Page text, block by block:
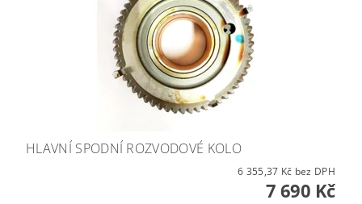
HLAVNÍ SPODNÍ ROZVODOVÉ KOLO
6 355,37 Kč bez DPH
7 690 Kč